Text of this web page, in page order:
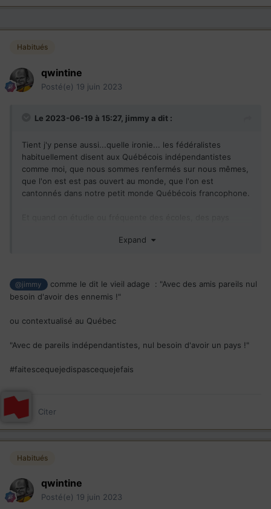
Habitués
qwintine
Posté(e) 19 juin 2023
Le 2023-06-19 à 15:27, jimmy a dit :
Tient j'y pense aussi...quelle ironie... les fédéralistes
habituellement disent aux Québécois indépendantistes
comme moi, que nous sommes renfermés sur nous mêmes,
que l'on est est pas ouvert au monde, que l'on est
cantonnés dans notre petit monde Québécois francophone.
pourriez être cohérent et allé voyager et étudier en
Faque faudrait savoir, tsé.....
Expand
@jimmy
comme le dit le vieil adage : "Avec des amis pareils nul
besoin d'avoir des ennemis !"
ou contextualisé au Québec
"Avec de pareils indépendantistes, nul besoin d'avoir un pays !"
#faitescequejedispascequejefais
Citer
Habitués
qwintine
Posté(e) 19 juin 2023